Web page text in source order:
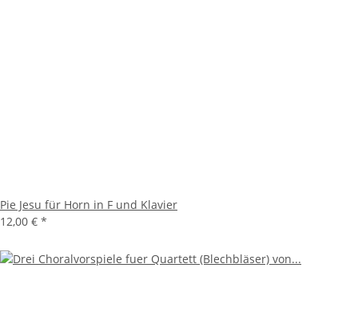
Pie Jesu für Horn in F und Klavier
12,00 € *